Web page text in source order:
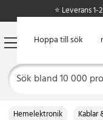
Hoppa till
Hoppa till sök
⭐ Leverans 1-
Hemelektronik Kablar